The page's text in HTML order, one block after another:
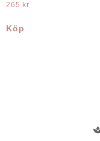
265 kr
Köp